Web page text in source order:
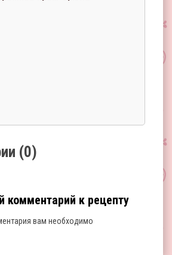
(0)
комментарий к рецепту
вам необходимо